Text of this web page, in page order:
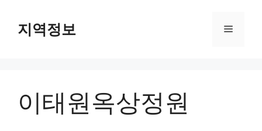
지역정보 메
이태원옥상정원